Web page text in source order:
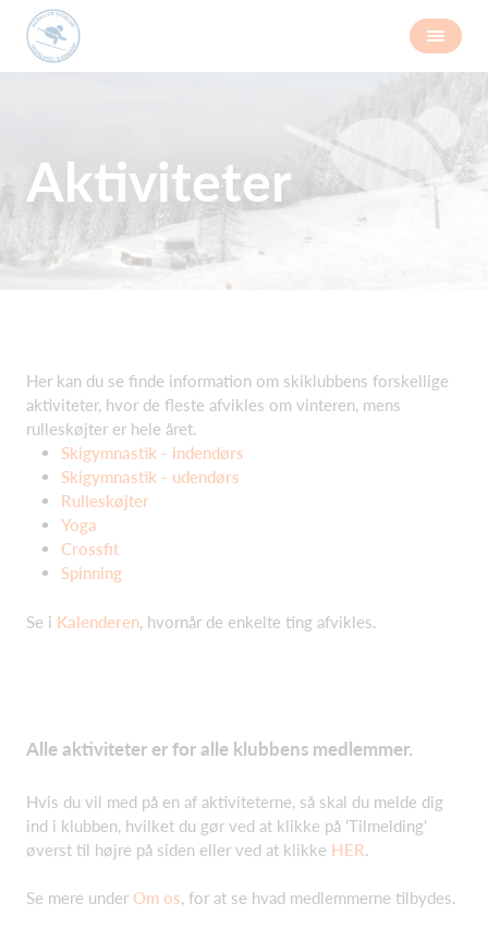
Aktiviteter
Her kan du se finde information om skiklubbens forskellige
aktiviteter, hvor de fleste afvikles om vinteren, mens
rulleskøjter er hele året.
Skigymnastik - indendørs
Skigymnastik - udendørs
Rulleskøjter
Yoga
Crossfit
Spinning
Se i Kalenderen , hvornår de enkelte ting afvikles.
Alle aktiviteter er for alle klubbens medlemmer.
Hvis du vil med på en af aktiviteterne, så skal du melde dig
ind i klubben, hvilket du gør ved at klikke på 'Tilmelding'
øverst til højre på siden eller ved at klikke HER
Se mere under Om os, for at se hvad medlemmerne tilbydes.